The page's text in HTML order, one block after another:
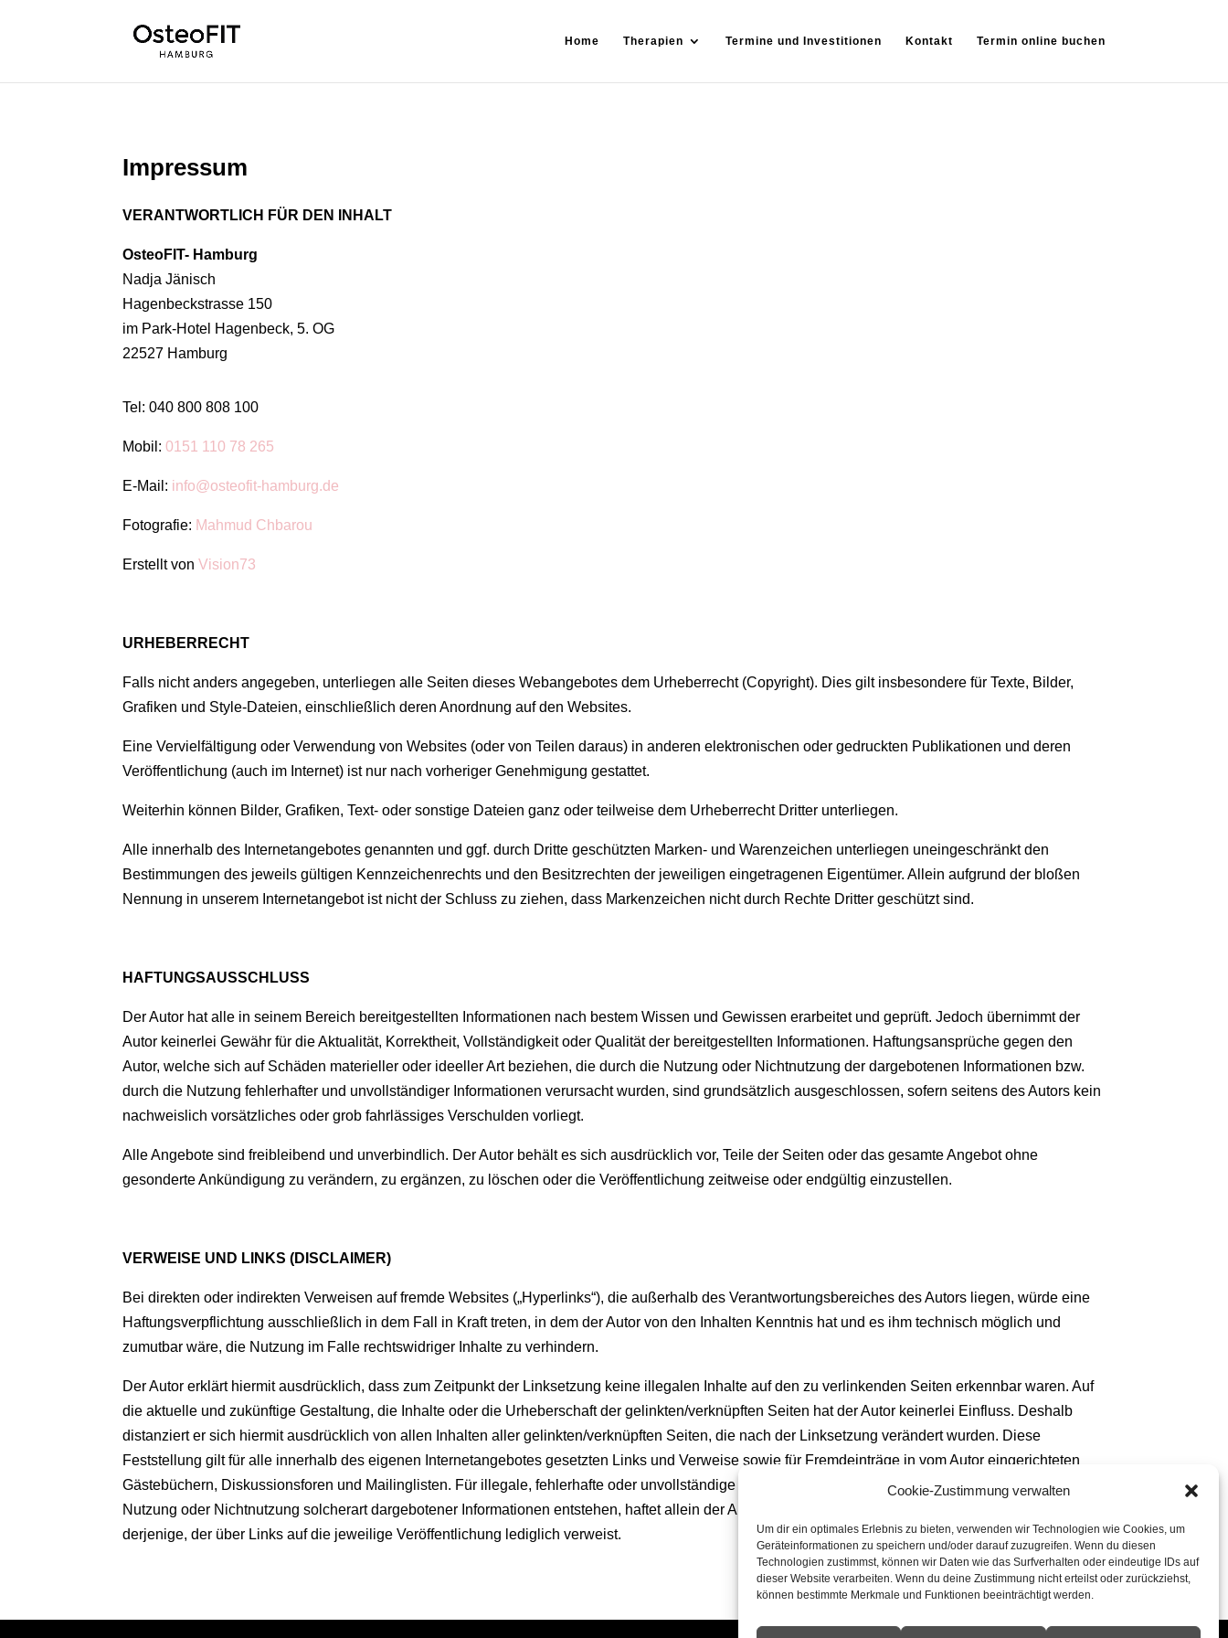
Cookie-Zustimmung verwalten
Um dir ein optimales Erlebnis zu bieten, verwenden wir Technologien wie Cookies, um
Geräteinformationen zu speichern und/oder darauf zuzugreifen. Wenn du diesen
Technologien zustimmst, können wir Daten wie das Surfverhalten oder eindeutige IDs auf
dieser Website verarbeiten. Wenn du deine Zustimmung nicht erteilst oder zurückziehst,
können bestimmte Merkmale und Funktionen beeinträchtigt werden.
Home Therapien Termine und Investitionen Kontakt Termin online buchen
Impressum
VERANTWORTLICH FÜR DEN INHALT
OsteoFIT- Hamburg
Nadja Jänisch
Hagenbeckstrasse 150
im Park-Hotel Hagenbeck, 5. OG
22527 Hamburg
Tel: 040 800 808 100
Mobil:0151 110 78 265
E-Mail: info@osteofit-hamburg.de
Fotografie: Mahmud Chbarou
Erstellt vonVision73
URHEBERRECHT
Falls nicht anders angegeben, unterliegen alle Seiten dieses Webangebotes dem Urheberrecht (Copyright). Dies gilt insbesondere für Texte, Bilder,
Grafiken und Style-Dateien, einschließlich deren Anordnung auf den Websites.
Eine Vervielfältigung oder Verwendung von Websites (oder von Teilen daraus) in anderen elektronischen oder gedruckten Publikationen und deren
Veröffentlichung (auch im Internet) ist nur nach vorheriger Genehmigung gestattet.
Weiterhin können Bilder, Grafiken, Text- oder sonstige Dateien ganz oder teilweise dem Urheberrecht Dritter unterliegen.
Alle innerhalb des Internetangebotes genannten und ggf. durch Dritte geschützten Marken- und Warenzeichen unterliegen uneingeschränkt den
Bestimmungen des jeweils gültigen Kennzeichenrechts und den Besitzrechten der jeweiligen eingetragenen Eigentümer. Allein aufgrund der bloßen
Nennung in unserem Internetangebot ist nicht der Schluss zu ziehen, dass Markenzeichen nicht durch Rechte Dritter geschützt sind.
HAFTUNGSAUSSCHLUSS
Der Autor hat alle in seinem Bereich bereitgestellten Informationen nach bestem Wissen und Gewissen erarbeitet und geprüft. Jedoch übernimmt der
Autor keinerlei Gewähr für die Aktualität, Korrektheit, Vollständigkeit oder Qualität der bereitgestellten Informationen. Haftungsansprüche gegen den
Autor, welche sich auf Schäden materieller oder ideeller Art beziehen, die durch die Nutzung oder Nichtnutzung der dargebotenen Informationen bzw.
durch die Nutzung fehlerhafter und unvollständiger Informationen verursacht wurden, sind grundsätzlich ausgeschlossen, sofern seitens des Autors kein
nachweislich vorsätzliches oder grob fahrlässiges Verschulden vorliegt.
Alle Angebote sind freibleibend und unverbindlich. Der Autor behält es sich ausdrücklich vor, Teile der Seiten oder das gesamte Angebot ohne
gesonderte Ankündigung zu verändern, zu ergänzen, zu löschen oder die Veröffentlichung zeitweise oder endgültig einzustellen.
VERWEISE UND LINKS (DISCLAIMER)
Bei direkten oder indirekten Verweisen auf fremde Websites („Hyperlinks“), die außerhalb des Verantwortungsbereiches des Autors liegen, würde eine
Haftungsverpflichtung ausschließlich in dem Fall in Kraft treten, in dem der Autor von den Inhalten Kenntnis hat und es ihm technisch möglich und
zumutbar wäre, die Nutzung im Falle rechtswidriger Inhalte zu verhindern.
Der Autor erklärt hiermit ausdrücklich, dass zum Zeitpunkt der Linksetzung keine illegalen Inhalte auf den zu verlinkenden Seiten erkennbar waren. Auf
die aktuelle und zukünftige Gestaltung, die Inhalte oder die Urheberschaft der gelinkten/verknüpften Seiten hat der Autor keinerlei Einfluss. Deshalb
distanziert er sich hiermit ausdrücklich von allen Inhalten aller gelinkten/verknüpften Seiten, die nach der Linksetzung verändert wurden. Diese
Feststellung gilt für alle innerhalb des eigenen Internetangebotes gesetzten Links und Verweise sowie für Fremdeinträge in vom Autor eingerichteten
Gästebüchern, Diskussionsforen und Mailinglisten. Für illegale, fehlerhafte oder unvollständige Inhalte und insbesondere für Schäden, die aus der
Nutzung oder Nichtnutzung solcherart dargebotener Informationen entstehen, haftet allein der Anbieter der Seite, auf welche verwiesen wurde, nicht
derjenige, der über Links auf die jeweilige Veröffentlichung lediglich verweist.